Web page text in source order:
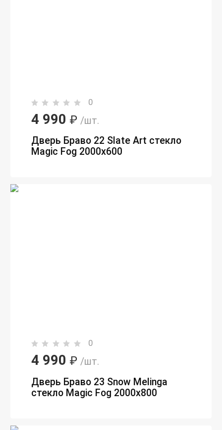
0
4 990 ₽ /шт.
Дверь Браво 22 Slate Art стекло
Magic Fog 2000х600
0
4 990 ₽ /шт.
Дверь Браво 23 Snow Melinga
стекло Magic Fog 2000х800